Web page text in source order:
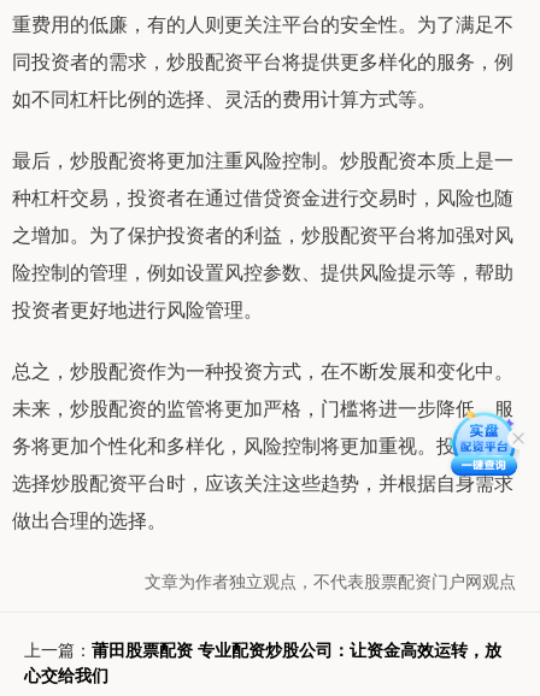
重费用的低廉，有的人则更关注平台的安全性。为了满足不
同投资者的需求，炒股配资平台将提供更多样化的服务，例
如不同杠杆比例的选择、灵活的费用计算方式等。
最后，炒股配资将更加注重风险控制。炒股配资本质上是一
种杠杆交易，投资者在通过借贷资金进行交易时，风险也随
之增加。为了保护投资者的利益，炒股配资平台将加强对风
险控制的管理，例如设置风控参数、提供风险提示等，帮助
投资者更好地进行风险管理。
总之，炒股配资作为一种投资方式，在不断发展和变化中。
未来，炒股配资的监管将更加严格，门槛将进一步降低，服
务将更加个性化和多样化，风险控制将更加重视。投资者在
选择炒股配资平台时，应该关注这些趋势，并根据自身需求
做出合理的选择。
文章为作者独立观点，不代表股票配资门户网观点
上一篇： 莆田股票配资 专业配资炒股公司：让资金高效运转，放
心交给我们